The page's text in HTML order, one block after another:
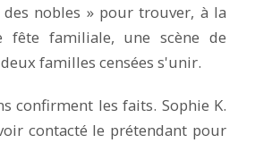
nobles » pour trouver, à la
fête familiale, une scène de
familles censées s'unir.
confirment les faits. Sophie K.
contacté le prétendant pour